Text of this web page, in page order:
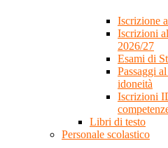
Iscrizione
Iscrizioni
2026/27
Esami di
Passaggi
idoneità
Iscrizioni
Libri di testo
Personale scolastico